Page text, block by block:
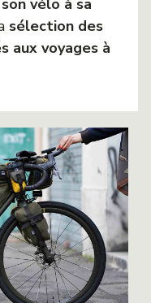
vélo à sa
sélection des
aux voyages à